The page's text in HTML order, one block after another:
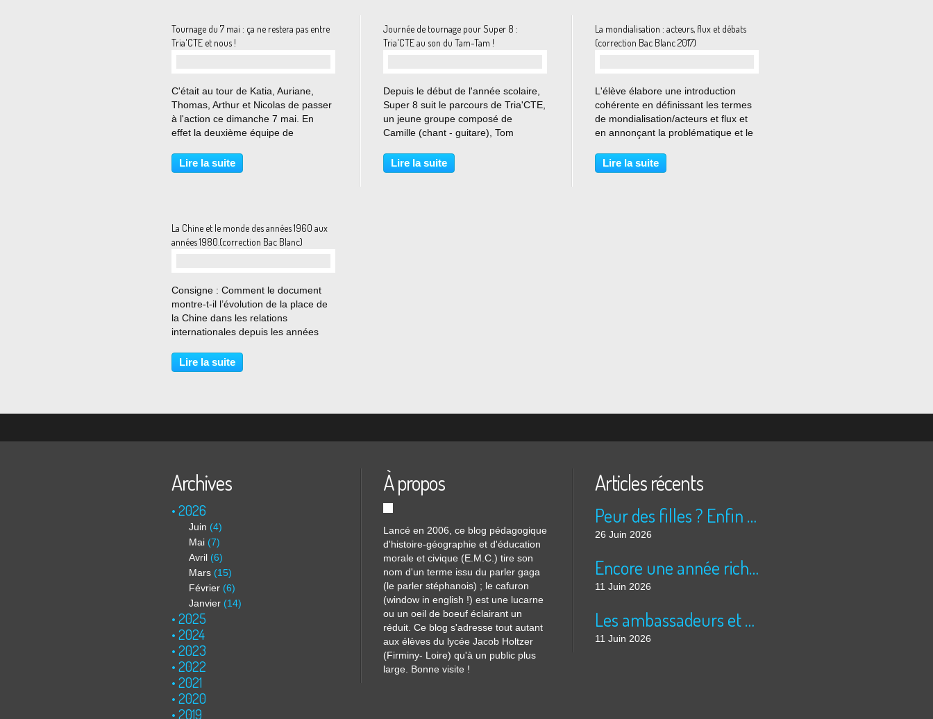
Tournage du 7 mai : ça ne restera pas entre
Tria'CTE et nous !
C'était au tour de Katia, Auriane,
Thomas, Arthur et Nicolas de passer
à l'action ce dimanche 7 mai. En
effet la deuxième équipe de
au parc des Bruneaux pour tourner
le second clip de Tria'CTE : ça reste
Lire la suite
Journée de tournage pour Super 8 :
Tria'CTE au son du Tam-Tam !
Depuis le début de l'année scolaire,
Super 8 suit le parcours de Tria'CTE,
un jeune groupe composé de
Camille (chant - guitare), Tom
qui récemment encore s'illustrait
brillamment lors de la finale du
Lire la suite
La mondialisation : acteurs, flux et débats
(correction Bac Blanc 2017)
L'élève élabore une introduction
cohérente en définissant les termes
de mondialisation/acteurs et flux et
en annonçant la problématique et le
dans le système mondialisé ?
Comment s'organisent les flux de
Lire la suite
La Chine et le monde des années 1960 aux
années 1980.(correction Bac Blanc)
Consigne : Comment le document
montre-t-il l’évolution de la place de
la Chine dans les relations
internationales depuis les années
changements de la politique chinoise
qui sont à l’origine de cette évolution
Lire la suite
Archives
2026
Juin (4)
Mai (7)
Avril (6)
Mars (15)
Février (6)
Janvier (14)
2025
2024
2023
2022
2021
2020
2019
À propos
Lancé en 2006, ce blog pédagogique
d'histoire-géographie et d'éducation
morale et civique (E.M.C.) tire son
nom d'un terme issu du parler gaga
(le parler stéphanois) ; le cafuron
(window in english !) est une lucarne
ou un oeil de boeuf éclairant un
réduit. Ce blog s'adresse tout autant
aux élèves du lycée Jacob Holtzer
(Firminy- Loire) qu'à un public plus
large. Bonne visite !
Articles récents
Peur des filles ? Enfin rassuré ?
26 Juin 2026
Encore une année riche en cinéma pour Super 8 !
11 Juin 2026
Les ambassadeurs et SUPER 8 - La solidarité en action
11 Juin 2026